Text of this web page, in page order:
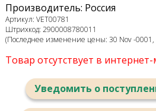
Производитель: Россия
Артикул: VET00781
Штрихкод: 2900008780011
(Последнее изменение цены: 30 Nov -0001,
Товар отсутствует в
Уведомить о